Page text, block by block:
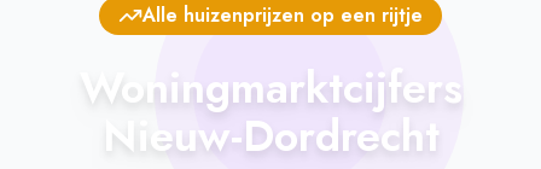
Alle huizenprijzen op een rijtje
Woningmarktcijfers
Nieuw-Dordrecht